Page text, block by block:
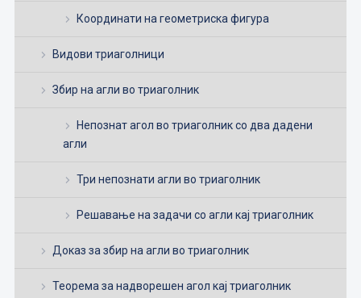
Координати на геометриска фигура
Видови триаголници
Збир на агли во триаголник
Непознат агол во триаголник со два дадени
агли
Три непознати агли во триаголник
Решавање на задачи со агли кај триаголник
Доказ за збир на агли во триаголник
Теорема за надворешен агол кај триаголник